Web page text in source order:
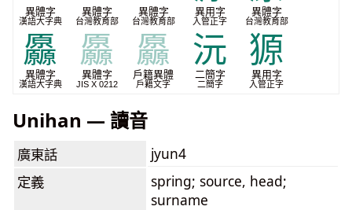
異體字
漢語大字典
異體字
台灣教育部
異體字
台灣教育部
異用字
入管正字
異體字
台灣教育部
厵
異體字
漢語大字典
厵
異體字
JIS X 0212
厵
戶籍異體
戶籍文字
沅
二簡字
二簡字
獂
異用字
入管正字
Unihan — 讀音
廣東話
jyun4
定義
spring; source, head;
surname